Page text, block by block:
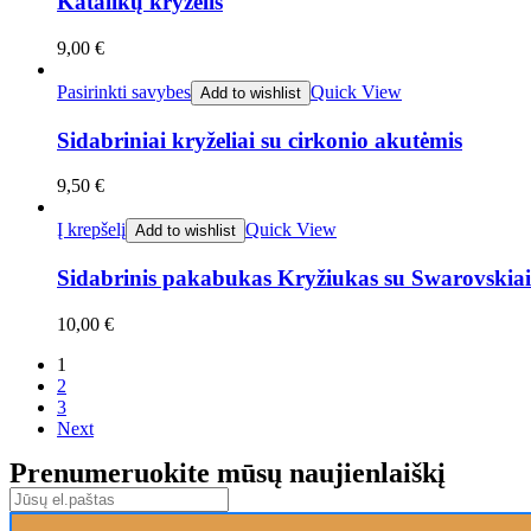
9,00 €
Pasirinkti savybes Add to wishlist Quick View
Sidabriniai kryželiai su cirkonio akutėmis
9,50 €
Į krepšelį Add to wishlist Quick View
Sidabrinis pakabukas Kryžiukas su
10,00 €
1
2
3
Next
Prenumeruokite mūsų naujienlaiškį